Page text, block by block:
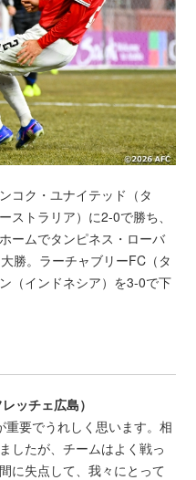
コク・ユナイテッド（タ
ストラリア）に2-0で勝ち、
ームでタンピネス・ローバ
勝。ラーチャブリーFC（タ
（インドネシア）を3-0で下
ッチェ広島）
要でうれしく思います。相
したが、チームはよく戦っ
に失点して、我々にとって